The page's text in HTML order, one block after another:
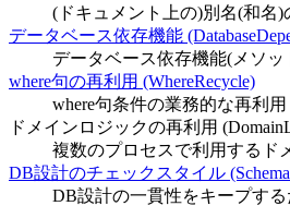
(ドキュメント上の)別名(和名)
データベース依存機能
データベース依存機能(メソッ
where句の再利用 (WhereRecycle)
where句条件の業務的な再利用
ドメインロジックの再利用
複数のプロセスで利用するド
DB設計のチェックスタイル
DB設計の一貫性をキープす